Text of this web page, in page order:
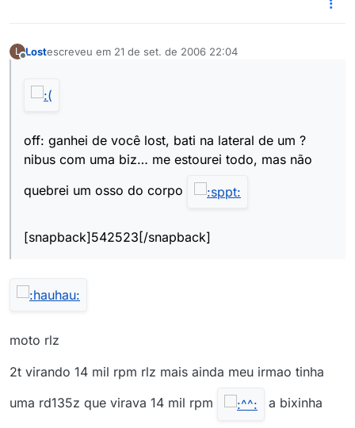
L Lostescreveu em 21 de set. de 2006 22:04
última edição por
off: ganhei de você lost, bati na lateral de um ?
nibus com uma biz… me estourei todo, mas não
quebrei um osso do corpo
[snapback]542523[/snapback]
moto rlz
2t virando 14 mil rpm rlz mais ainda meu irmao tinha
uma rd135z que virava 14 mil rpm
a bixinha